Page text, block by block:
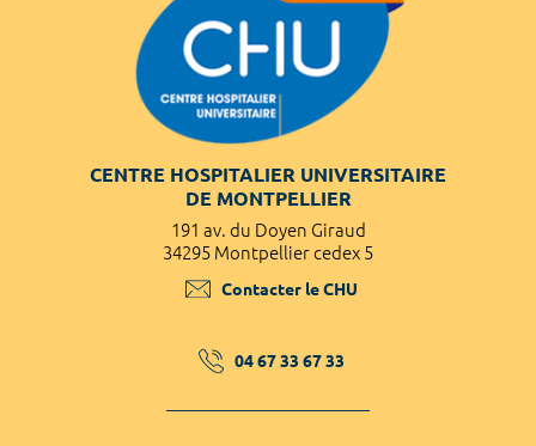
CENTRE HOSPITALIER UNIVERSITAIRE
DE MONTPELLIER
191 av. du Doyen Giraud
34295 Montpellier cedex 5
Contacter le CHU
04 67 33 67 33